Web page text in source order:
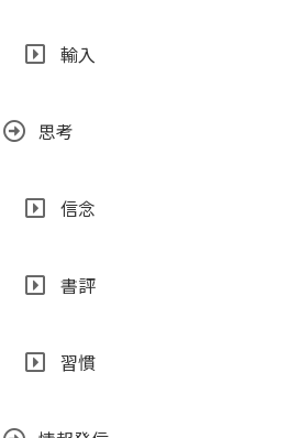
輸入
思考
信念
書評
習慣